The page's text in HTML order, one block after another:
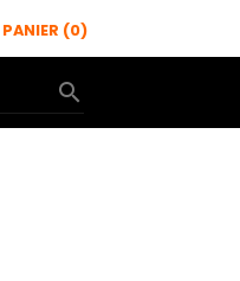
PANIER (0)
